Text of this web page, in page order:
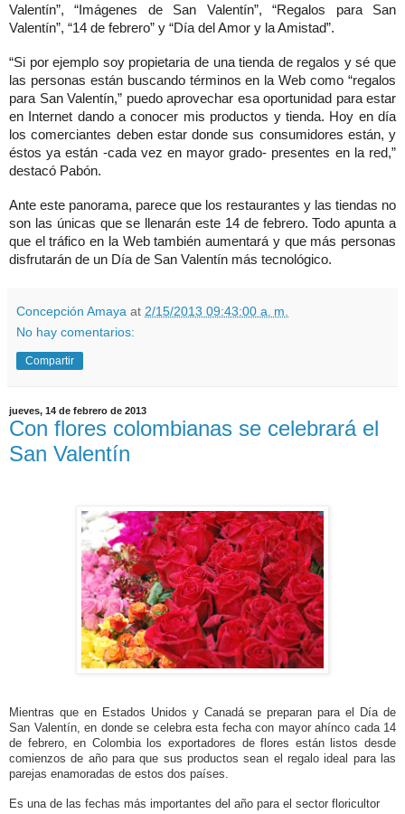
Valentín”, “Imágenes de San Valentín”, “Regalos para San
Valentín”, “14 de febrero” y “Día del Amor y la Amistad”.
“Si por ejemplo soy propietaria de una tienda de regalos y sé que
las personas están buscando términos en la Web como “regalos
para San Valentín,” puedo aprovechar esa oportunidad para estar
en Internet dando a conocer mis productos y tienda. Hoy en día
los comerciantes deben estar donde sus consumidores están, y
éstos ya están -cada vez en mayor grado- presentes en la red,”
destacó Pabón.
Ante este panorama, parece que los restaurantes y las tiendas no
son las únicas que se llenarán este 14 de febrero. Todo apunta a
que el tráfico en la Web también aumentará y que más personas
disfrutarán de un Día de San Valentín más tecnológico.
Concepción Amaya at 2/15/2013 09:43:00 a. m.
No hay comentarios:
Compartir
jueves, 14 de febrero de 2013
Con flores colombianas se celebrará el
San Valentín
Mientras que en Estados Unidos y Canadá se preparan para el Día de
San Valentín, en donde se celebra esta fecha con mayor ahínco cada 14
de febrero, en Colombia los exportadores de flores están listos desde
comienzos de año para que sus productos sean el regalo ideal para las
parejas enamoradas de estos dos países.
Es una de las fechas más importantes del año para el sector floricultor